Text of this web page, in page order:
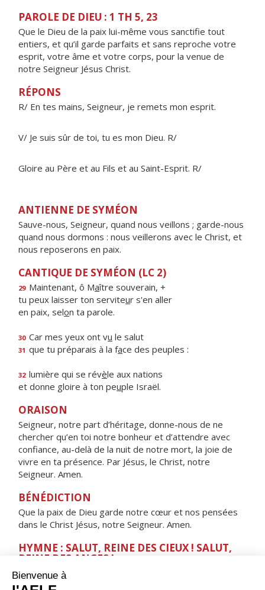
PAROLE DE DIEU : 1 TH 5, 23
Que le Dieu de la paix lui-même vous sanctifie tout
entiers, et qu’il garde parfaits et sans reproche votre
esprit, votre âme et votre corps, pour la venue de
notre Seigneur Jésus Christ.
RÉPONS
R/ En tes mains, Seigneur, je remets mon esprit.
V/ Je suis sûr de toi, tu es mon Dieu. R/
Gloire au Père et au Fils et au Saint-Esprit. R/
ANTIENNE DE SYMÉON
Sauve-nous, Seigneur, quand nous veillons ; garde-nous
quand nous dormons : nous veillerons avec le Christ, et
nous reposerons en paix.
CANTIQUE DE SYMÉON (LC 2)
29 Maintenant, ô Maître souverain, +
tu peux laisser ton serviteur s'en aller
en paix, selon ta parole.
30 Car mes yeux ont vu le salut
31 que tu préparais à la face des peuples :
32 lumière qui se révèle aux nations
et donne gloire à ton peuple Israël.
ORAISON
Seigneur, notre part d’héritage, donne-nous de ne
chercher qu’en toi notre bonheur et d’attendre avec
confiance, au-delà de la nuit de notre mort, la joie de
vivre en ta présence. Par Jésus, le Christ, notre
Seigneur. Amen.
BÉNÉDICTION
Que la paix de Dieu garde notre cœur et nos pensées
dans le Christ Jésus, notre Seigneur. Amen.
HYMNE : SALUT, REINE DES CIEUX ! SALUT,
REINE DES ANGES !
Salut, Reine des cieux ! Salut, Reine des anges !
Salut, Tige féconde ! Salut, Porte du ciel !